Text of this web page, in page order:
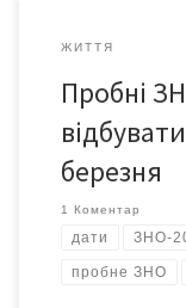
ЖИТТЯ
Пробні
березня
1 Коментар
дати ЗНО-
пробне ЗНО